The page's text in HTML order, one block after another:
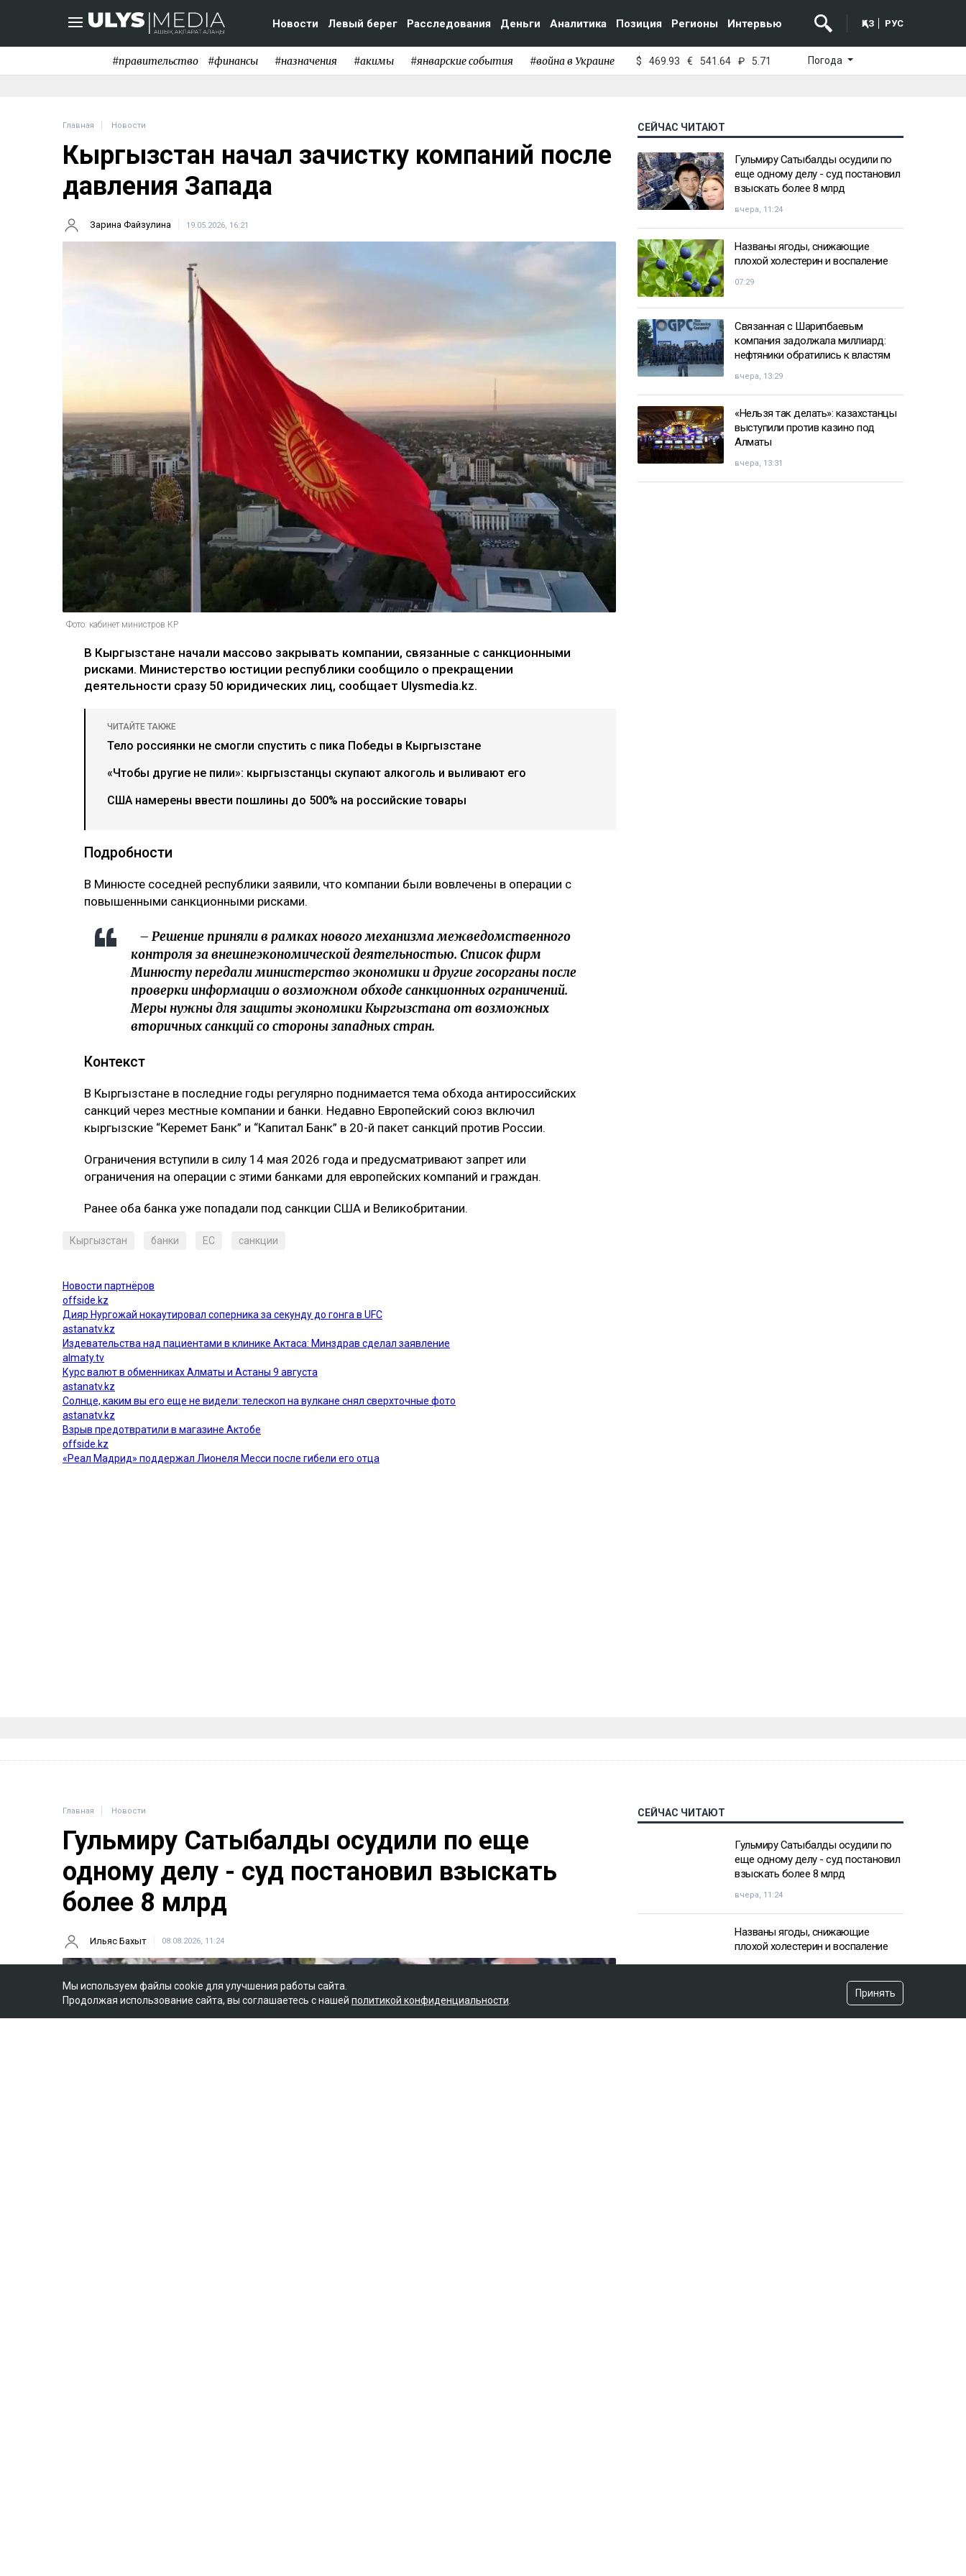
Новости Левый берег Расследования Деньги Аналитика Позиция Регионы Интервью ҚАЗ РУС
#правительство #финансы #назначения #акимы #январские события #война в Украине $ 469.93 € 541.64 ₽ 5.71 Погода
Главная Новости
Кыргызстан начал зачистку компаний после
давления Запада
Зарина Файзулина 19.05.2026, 16:21
Фото: кабинет министров КР
В Кыргызстане начали массово закрывать компании, связанные с санкционными
рисками. Министерство юстиции республики сообщило о прекращении
деятельности сразу 50 юридических лиц, сообщает Ulysmedia.kz.
ЧИТАЙТЕ ТАКЖЕ
Тело россиянки не смогли спустить с пика Победы в Кыргызстане
«Чтобы другие не пили»: кыргызстанцы скупают алкоголь и выливают его
США намерены ввести пошлины до 500% на российские товары
Подробности
В Минюсте соседней республики заявили, что компании были вовлечены в операции с
повышенными санкционными рисками.
– Решение приняли в рамках нового механизма межведомственного
контроля за внешнеэкономической деятельностью. Список фирм
Минюсту передали министерство экономики и другие госорганы после
проверки информации о возможном обходе санкционных ограничений.
Меры нужны для защиты экономики Кыргызстана от возможных
вторичных санкций со стороны западных стран.
Контекст
В Кыргызстане в последние годы регулярно поднимается тема обхода антироссийских
санкций через местные компании и банки. Недавно Европейский союз включил
кыргызские “Керемет Банк” и “Капитал Банк” в 20-й пакет санкций против России.
Ограничения вступили в силу 14 мая 2026 года и предусматривают запрет или
ограничения на операции с этими банками для европейских компаний и граждан.
Ранее оба банка уже попадали под санкции США и Великобритании.
Кыргызстан банки ЕС санкции
СЕЙЧАС ЧИТАЮТ
Гульмиру Сатыбалды осудили по
еще одному делу - суд постановил
взыскать более 8 млрд
вчера, 11:24
Названы ягоды, снижающие
плохой холестерин и воспаление
07:29
Связанная с Шарипбаевым
компания задолжала миллиард:
нефтяники обратились к властям
вчера, 13:29
«Нельзя так делать»: казахстанцы
выступили против казино под
Алматы
вчера, 13:31
Главная Новости
Гульмиру Сатыбалды осудили по еще
одному делу - суд постановил взыскать
более 8 млрд
Ильяс Бахыт 08.08.2026, 11:24
СЕЙЧАС ЧИТАЮТ
Гульмиру Сатыбалды осудили по
еще одному делу - суд постановил
взыскать более 8 млрд
вчера, 11:24
Названы ягоды, снижающие
плохой холестерин и воспаление
07:29
Мы используем файлы cookie для улучшения работы сайта.
Продолжая использование сайта, вы соглашаетесь с нашей политикой конфиденциальности
Принять